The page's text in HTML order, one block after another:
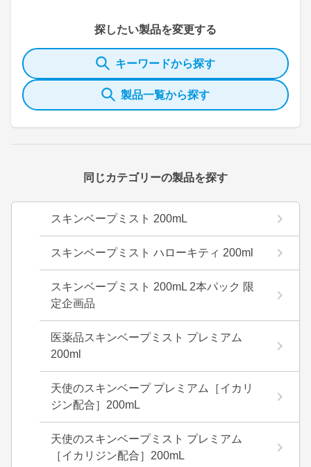
探したい製品を変更する
キーワードから探す
製品一覧から探す
同じカテゴリーの製品を探す
スキンベープミスト 200mL
スキンベープミスト ハローキティ 200ml
スキンベープミスト 200mL 2本パック 限
定企画品
医薬品スキンベープミスト プレミアム
200ml
天使のスキンベープ プレミアム［イカリ
ジン配合］200mL
天使のスキンベープミスト プレミアム
［イカリジン配合］200mL